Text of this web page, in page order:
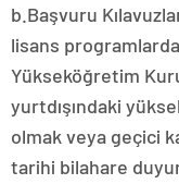
b.Başvuru
lisans
Yükseköğretim
yurtdışındaki
olmak veya geçici
tarihi bilahare